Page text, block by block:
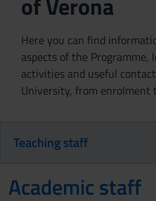
Here you can find
aspects of the
activities and useful
University, from enrolment
Teaching staff
Academic staff